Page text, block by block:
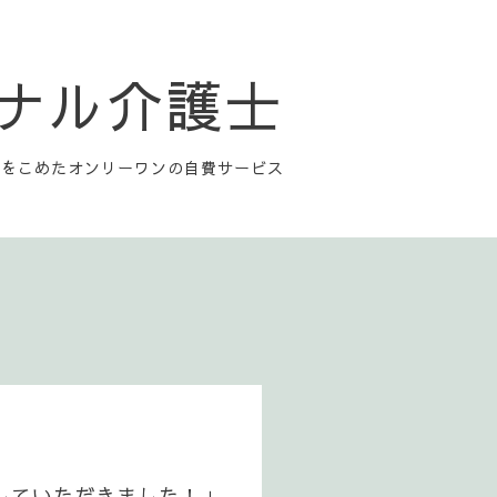
ル介護士
こめたオンリーワンの自費サービス